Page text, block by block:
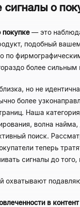
сигналы о
покупке— это
подобный
по
более
но не
более
Наша
волна
поиск.
теперь
сигналы до
охватывают
в контент